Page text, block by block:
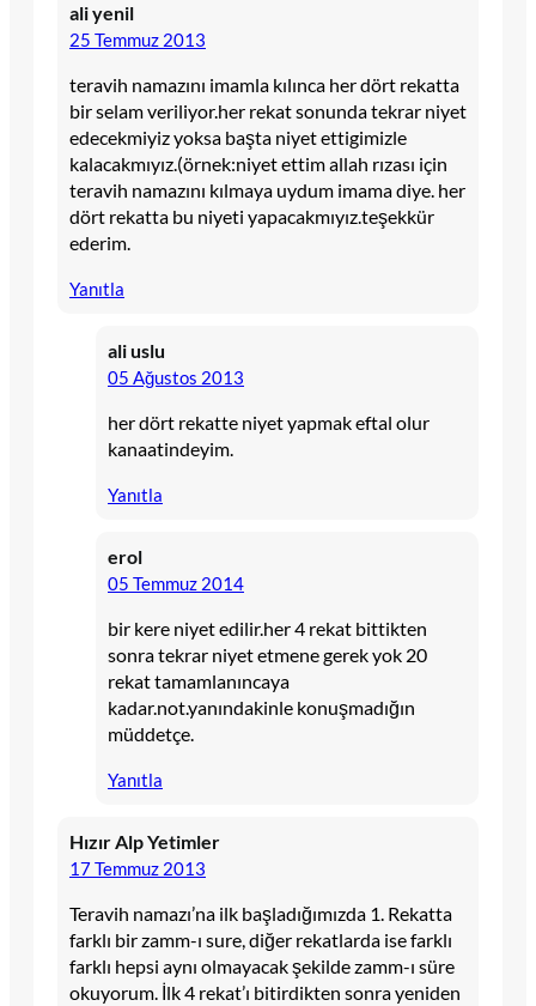
ali yenil
25 Temmuz 2013
teravih namazını imamla kılınca her dört rekatta
bir selam veriliyor.her rekat sonunda tekrar niyet
edecekmiyiz yoksa başta niyet ettigimizle
kalacakmıyız.(örnek:niyet ettim allah rızası için
teravih namazını kılmaya uydum imama diye. her
dört rekatta bu niyeti yapacakmıyız.teşekkür
ederim.
Yanıtla
ali uslu
05 Ağustos 2013
her dört rekatte niyet yapmak eftal olur
kanaatindeyim.
Yanıtla
erol
05 Temmuz 2014
bir kere niyet edilir.her 4 rekat bittikten
sonra tekrar niyet etmene gerek yok 20
rekat tamamlanıncaya
kadar.not.yanındakinle konuşmadığın
müddetçe.
Yanıtla
Hızır Alp Yetimler
17 Temmuz 2013
Teravih namazı’na ilk başladığımızda 1. Rekatta
farklı bir zamm-ı sure, diğer rekatlarda ise farklı
farklı hepsi aynı olmayacak şekilde zamm-ı süre
okuyorum. İlk 4 rekat’ı bitirdikten sonra yeniden